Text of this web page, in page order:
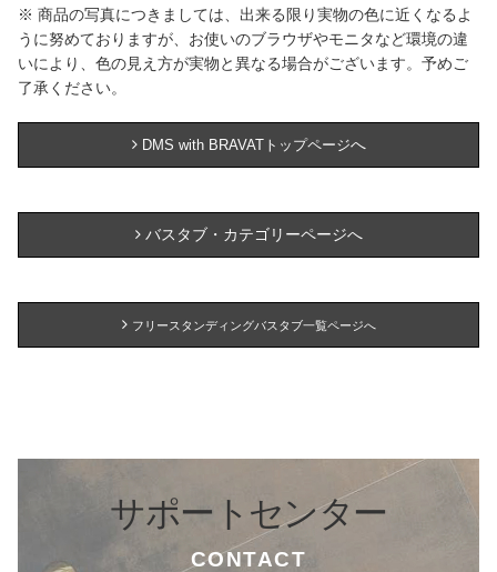
※ 商品の写真につきましては、出来る限り実物の色に近くなるよ
うに努めておりますが、お使いのブラウザやモニタなど環境の違
いにより、色の見え方が実物と異なる場合がございます。予めご
了承ください。
DMS with BRAVATトップページへ
バスタブ・カテゴリーページへ
フリースタンディングバスタブ一覧ページへ
サポートセンター
CONTACT